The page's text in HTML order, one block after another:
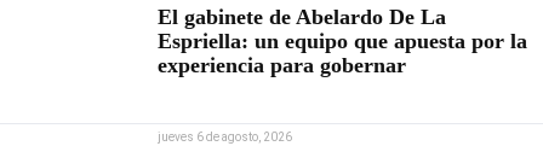
El gabinete de Abelardo De La
Espriella: un equipo que apuesta por la
experiencia para gobernar
jueves 6 de agosto, 2026